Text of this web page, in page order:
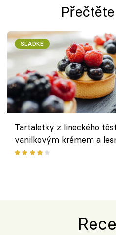
SLADKÉ
Tartaletky z lineckého
vanilkovým krémem a
ovocem podle Bread